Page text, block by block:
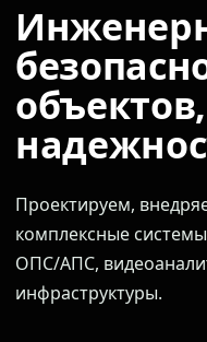
Проектируем,
комплексные
ОПС/АПС,
инфраструктуры.